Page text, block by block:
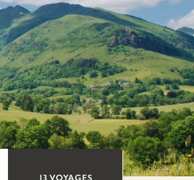
13 VOYAGES